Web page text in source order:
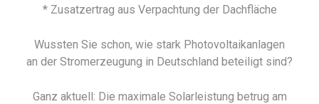
* Zusatzertrag aus Verpachtung der Dachfläche
Wussten Sie schon, wie stark Photovoltaikanlagen
an der Stromerzeugung in Deutschland beteiligt sind?
Ganz aktuell: Die maximale Solarleistung betrug am